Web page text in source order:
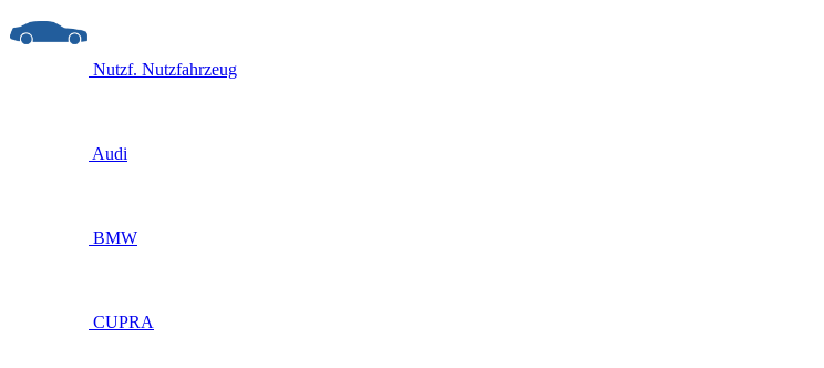
Nutzf. Nutzfahrzeug
Audi
BMW
CUPRA